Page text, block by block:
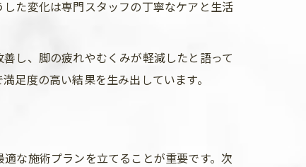
た変化は専門スタッフの丁寧なケアと生活
し、脚の疲れやむくみが軽減したと語って
足度の高い結果を生み出しています。
な施術プランを立てることが重要です。次